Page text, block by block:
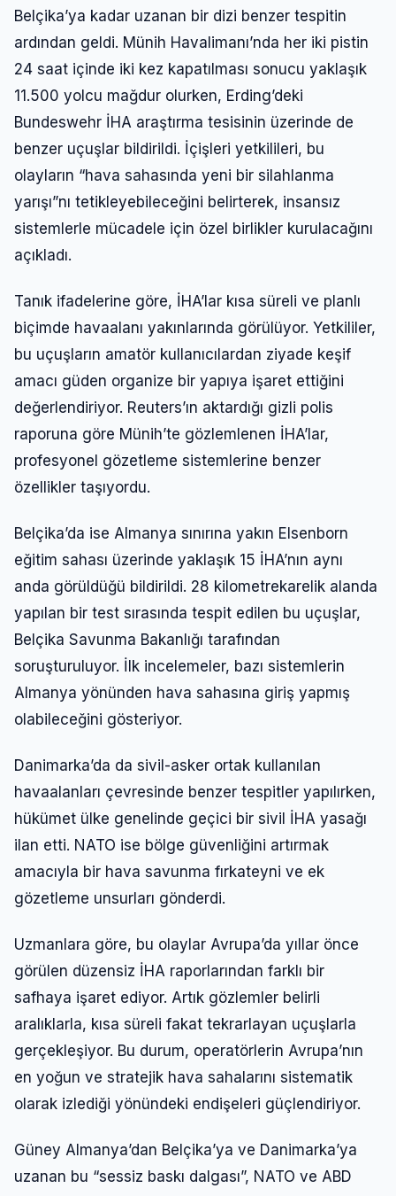
Belçika’ya kadar uzanan bir dizi benzer tespitin
ardından geldi. Münih Havalimanı’nda her iki pistin
24 saat içinde iki kez kapatılması sonucu yaklaşık
11.500 yolcu mağdur olurken, Erding’deki
Bundeswehr İHA araştırma tesisinin üzerinde de
benzer uçuşlar bildirildi. İçişleri yetkilileri, bu
olayların “hava sahasında yeni bir silahlanma
yarışı”nı tetikleyebileceğini belirterek, insansız
sistemlerle mücadele için özel birlikler kurulacağını
açıkladı.
Tanık ifadelerine göre, İHA’lar kısa süreli ve planlı
biçimde havaalanı yakınlarında görülüyor. Yetkililer,
bu uçuşların amatör kullanıcılardan ziyade keşif
amacı güden organize bir yapıya işaret ettiğini
değerlendiriyor. Reuters’ın aktardığı gizli polis
raporuna göre Münih’te gözlemlenen İHA’lar,
profesyonel gözetleme sistemlerine benzer
özellikler taşıyordu.
Belçika’da ise Almanya sınırına yakın Elsenborn
eğitim sahası üzerinde yaklaşık 15 İHA’nın aynı
anda görüldüğü bildirildi. 28 kilometrekarelik alanda
yapılan bir test sırasında tespit edilen bu uçuşlar,
Belçika Savunma Bakanlığı tarafından
soruşturuluyor. İlk incelemeler, bazı sistemlerin
Almanya yönünden hava sahasına giriş yapmış
olabileceğini gösteriyor.
Danimarka’da da sivil-asker ortak kullanılan
havaalanları çevresinde benzer tespitler yapılırken,
hükümet ülke genelinde geçici bir sivil İHA yasağı
ilan etti. NATO ise bölge güvenliğini artırmak
amacıyla bir hava savunma fırkateyni ve ek
gözetleme unsurları gönderdi.
Uzmanlara göre, bu olaylar Avrupa’da yıllar önce
görülen düzensiz İHA raporlarından farklı bir
safhaya işaret ediyor. Artık gözlemler belirli
aralıklarla, kısa süreli fakat tekrarlayan uçuşlarla
gerçekleşiyor. Bu durum, operatörlerin Avrupa’nın
en yoğun ve stratejik hava sahalarını sistematik
olarak izlediği yönündeki endişeleri güçlendiriyor.
Güney Almanya’dan Belçika’ya ve Danimarka’ya
uzanan bu “sessiz baskı dalgası”, NATO ve ABD